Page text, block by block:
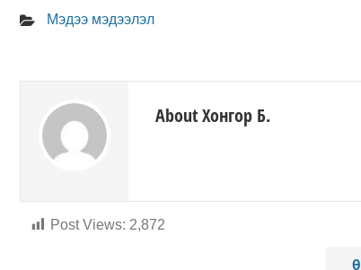
Post Views: 2,872
Мэдээ мэдээлэл
About Хонгор Б.